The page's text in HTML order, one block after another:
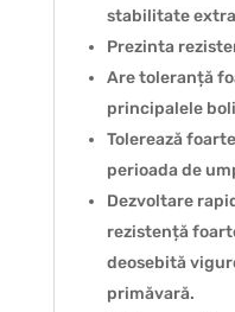
stabilitate
Prezinta
Are toleranță
principalele
Tolerează
perioada de
Dezvoltare
rezistență
deosebită
primăvară.